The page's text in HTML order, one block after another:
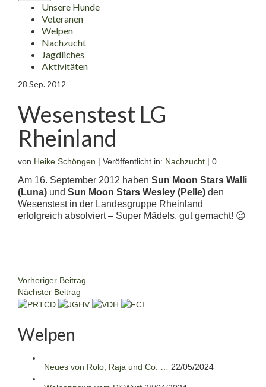
Unsere Hunde
Veteranen
Welpen
Nachzucht
Jagdliches
Aktivitäten
28 Sep. 2012
Wesenstest LG
Rheinland
von Heike Schöngen | Veröffentlicht in: Nachzucht | 0
Am 16. September 2012 haben Sun Moon Stars Walli
(Luna) und Sun Moon Stars Wesley (Pelle) den
Wesenstest in der Landesgruppe Rheinland
erfolgreich absolviert – Super Mädels, gut gemacht! 😉
Vorheriger Beitrag
Nächster Beitrag
Welpen
Neues von Rolo, Raja und Co. … 22/05/2024